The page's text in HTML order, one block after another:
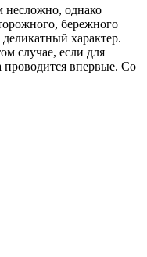
несложно, однако
бережного
характер.
случае, если для
проводится впервые. Со